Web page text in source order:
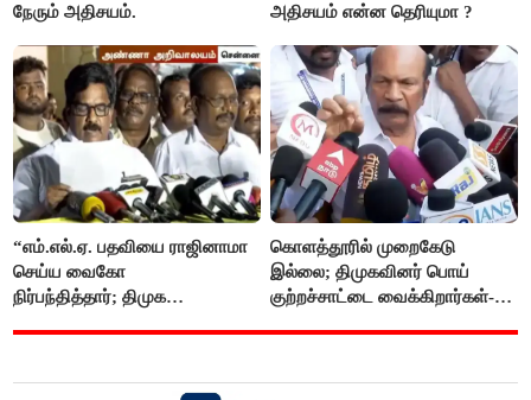
நேரும் அதிசயம்.
அதிசயம் என்ன தெரியுமா ?
“எம்.எல்.ஏ. பதவியை ராஜினாமா
செய்ய வைகோ
நிர்பந்தித்தார்; திமுக
கொளத்தூரில் முறைகேடு
இல்லை; திமுகவினர் பொய்
குற்றச்சாட்டை வைக்கிறார்கள்-